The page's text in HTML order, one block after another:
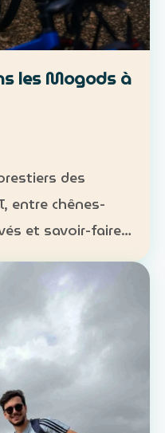
les Mogods à
des
entre chênes-
et savoir-faire
personne
pers…